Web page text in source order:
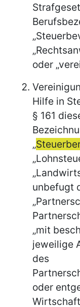
oder
Hilfe in
§ 161
„
unbefugt
„mit
jeweilige
des
oder